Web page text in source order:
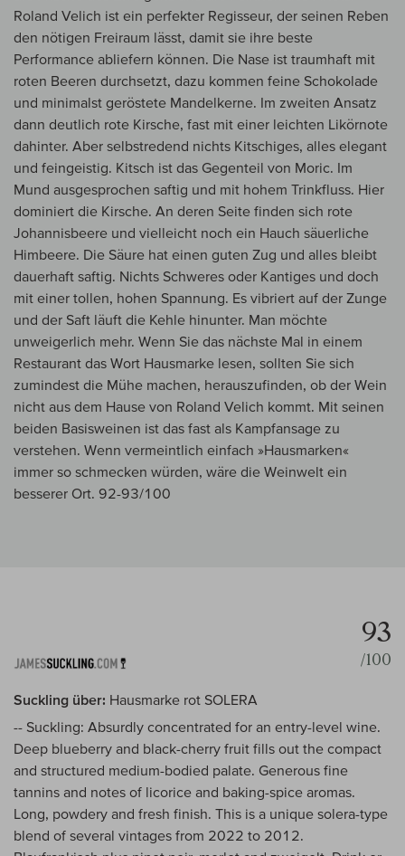
Roland Velich ist ein perfekter Regisseur, der seinen Reben
den nötigen Freiraum lässt, damit sie ihre beste
Performance abliefern können. Die Nase ist traumhaft mit
roten Beeren durchsetzt, dazu kommen feine Schokolade
und minimalst geröstete Mandelkerne. Im zweiten Ansatz
dann deutlich rote Kirsche, fast mit einer leichten Likörnote
dahinter. Aber selbstredend nichts Kitschiges, alles elegant
und feingeistig. Kitsch ist das Gegenteil von Moric. Im
Mund ausgesprochen saftig und mit hohem Trinkfluss. Hier
dominiert die Kirsche. An deren Seite finden sich rote
Johannisbeere und vielleicht noch ein Hauch säuerliche
Himbeere. Die Säure hat einen guten Zug und alles bleibt
dauerhaft saftig. Nichts Schweres oder Kantiges und doch
mit einer tollen, hohen Spannung. Es vibriert auf der Zunge
und der Saft läuft die Kehle hinunter. Man möchte
unweigerlich mehr. Wenn Sie das nächste Mal in einem
Restaurant das Wort Hausmarke lesen, sollten Sie sich
zumindest die Mühe machen, herauszufinden, ob der Wein
nicht aus dem Hause von Roland Velich kommt. Mit seinen
beiden Basisweinen ist das fast als Kampfansage zu
verstehen. Wenn vermeintlich einfach »Hausmarken«
immer so schmecken würden, wäre die Weinwelt ein
besserer Ort. 92-93/100
93
/100
Suckling über: Hausmarke rot SOLERA
-- Suckling: Absurdly concentrated for an entry-level wine.
Deep blueberry and black-cherry fruit fills out the compact
and structured medium-bodied palate. Generous fine
tannins and notes of licorice and baking-spice aromas.
Long, powdery and fresh finish. This is a unique solera-type
blend of several vintages from 2022 to 2012.